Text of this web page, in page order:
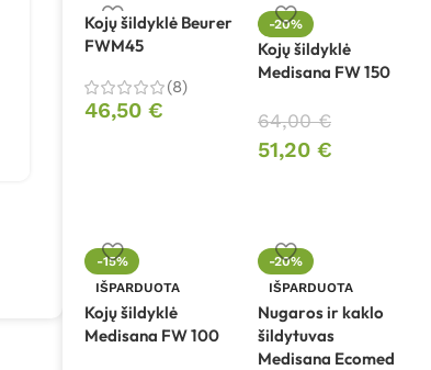
Burnos irigatorius – tai
moderni priemonė,
burnos higieną ir
pasiekti sunkiai pr...
Kojų šildyklė Beurer
FWM45
(8)
46,50 €
-20%
Kojų šildyklė
Medisana FW 150
64,00€
51,20 €
-15%
IŠPARDUOTA
Kojų šildyklė
Medisana FW 100
-20%
IŠPARDUOTA
Nugaros ir kaklo
šildytuvas
Medisana Ecomed